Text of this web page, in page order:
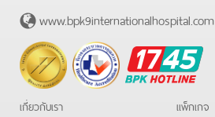
www.bpk9internationalhospital.com
BPK
Hotline
เกี่ยวกับเรา
แพ็กเกจ